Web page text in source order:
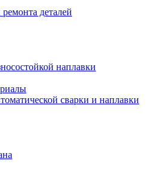
деталей
наплавки
сварки и наплавки